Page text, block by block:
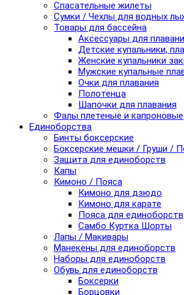
Спасательные жилеты
Сумки / Чехлы для водных
Товары для бассейна
Аксессуары для
Детские купальники,
Женские купальники
Мужские купальные
Очки для плавания
Полотенца
Шапочки для плавания
Фалы плетеные и капроновые
Единоборства
Бинты боксерские
Боксерские мешки / Груши /
Защита для единоборств
Капы
Кимоно / Пояса
Кимоно для дзюдо
Кимоно для карате
Пояса для единоборств
Самбо Куртка Шорты
Лапы / Макивары
Манекены для единоборств
Наборы для единоборств
Обувь для единоборств
Боксерки
Борцовки